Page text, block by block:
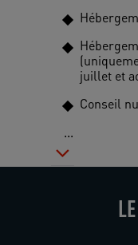
juillet et
Conseil
...